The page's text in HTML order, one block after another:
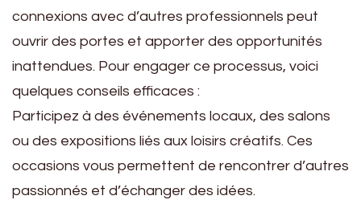
connexions avec d’autres professionnels peut
ouvrir des portes et apporter des opportunités
inattendues. Pour engager ce processus, voici
quelques conseils efficaces :
Participez à des événements locaux, des salons
ou des expositions liés aux loisirs créatifs. Ces
occasions vous permettent de rencontrer d’autres
passionnés et d’échanger des idées.